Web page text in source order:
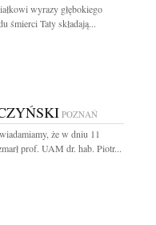
wyrazy głębokiego
śmierci Taty składają...
POZNAŃ
że w dniu 11
prof. UAM dr. hab. Piotr...